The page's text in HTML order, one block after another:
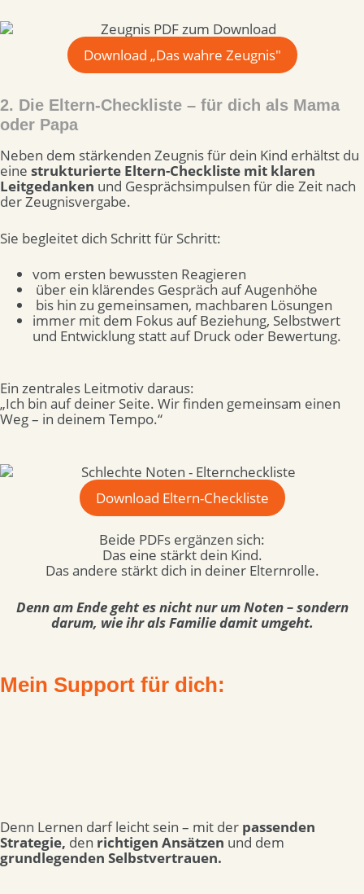
Download „Das wahre Zeugnis"
2. Die Eltern-Checkliste – für dich als Mama
oder Papa
Neben dem stärkenden Zeugnis für dein Kind erhältst du
eine strukturierte Eltern-Checkliste mit klaren
Leitgedanken und Gesprächsimpulsen für die Zeit nach
der Zeugnisvergabe.
Sie begleitet dich Schritt für Schritt:
vom ersten bewussten Reagieren
über ein klärendes Gespräch auf Augenhöhe
bis hin zu gemeinsamen, machbaren Lösungen
immer mit dem Fokus auf Beziehung, Selbstwert
und Entwicklung statt auf Druck oder Bewertung.
Ein zentrales Leitmotiv daraus:
„Ich bin auf deiner Seite. Wir finden gemeinsam einen
Weg – in deinem Tempo.“
Download Eltern-Checkliste
Beide PDFs ergänzen sich:
Das eine stärkt dein Kind.
Das andere stärkt dich in deiner Elternrolle.
Denn am Ende geht es nicht nur um Noten – sondern
darum, wie ihr als Familie damit umgeht.
Mein Support für dich:
Denn Lernen darf leicht sein – mit der passenden
Strategie, den richtigen Ansätzen und dem
grundlegenden Selbstvertrauen.